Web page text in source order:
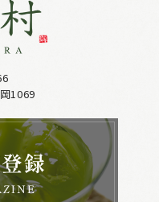
1069